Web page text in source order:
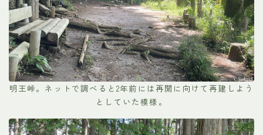
明王峠。ネットで調べると2年前には再開に向けて再建しよう
としていた模様。